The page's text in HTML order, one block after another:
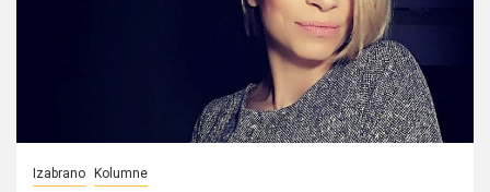
Izabrano Kolumne